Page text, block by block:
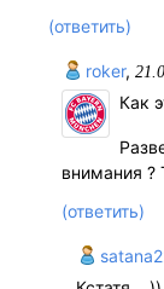
(ответить)
roker,
Как
внимания ?
(ответить)